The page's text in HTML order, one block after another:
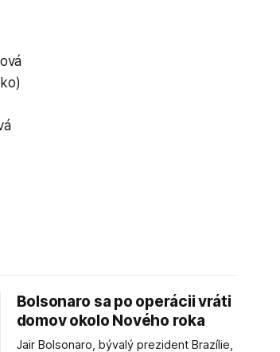
Bolsonaro sa po operácii vráti
domov okolo Nového roka
Jair Bolsonaro, bývalý prezident Brazílie,